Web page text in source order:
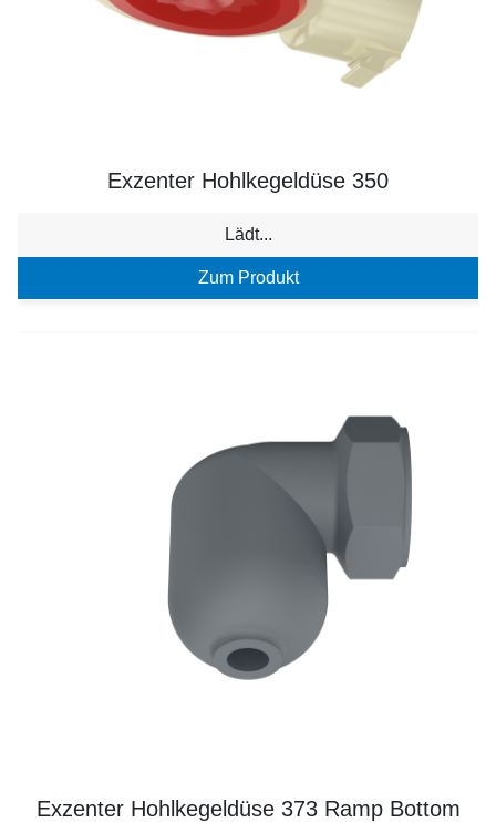
Exzenter Hohlkegeldüse 350
Lädt...
Zum Produkt
Exzenter Hohlkegeldüse 373 Ramp Bottom